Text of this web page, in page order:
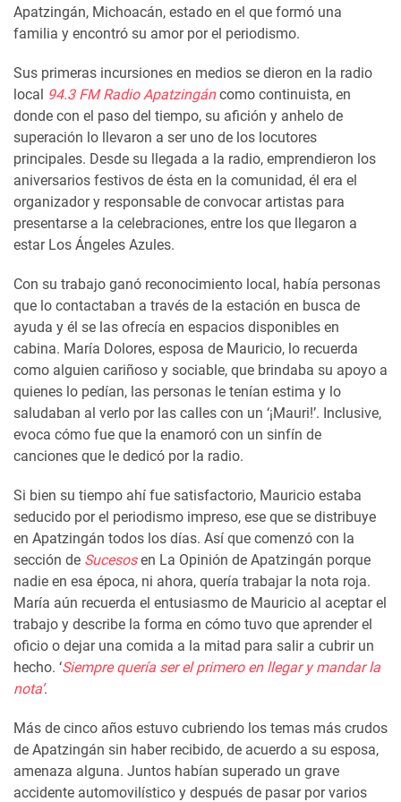
Apatzingán, Michoacán, estado en el que formó una
familia y encontró su amor por el periodismo.
Sus primeras incursiones en medios se dieron en la radio
local 94.3 FM Radio Apatzingán como continuista, en
donde con el paso del tiempo, su afición y anhelo de
superación lo llevaron a ser uno de los locutores
principales. Desde su llegada a la radio, emprendieron los
aniversarios festivos de ésta en la comunidad, él era el
organizador y responsable de convocar artistas para
presentarse a la celebraciones, entre los que llegaron a
estar Los Ángeles Azules.
Con su trabajo ganó reconocimiento local, había personas
que lo contactaban a través de la estación en busca de
ayuda y él se las ofrecía en espacios disponibles en
cabina. María Dolores, esposa de Mauricio, lo recuerda
como alguien cariñoso y sociable, que brindaba su apoyo a
quienes lo pedían, las personas le tenían estima y lo
saludaban al verlo por las calles con un ‘¡Mauri!’. Inclusive,
evoca cómo fue que la enamoró con un sinfín de
canciones que le dedicó por la radio.
Si bien su tiempo ahí fue satisfactorio, Mauricio estaba
seducido por el periodismo impreso, ese que se distribuye
en Apatzingán todos los días. Así que comenzó con la
sección de Sucesos en La Opinión de Apatzingán porque
nadie en esa época, ni ahora, quería trabajar la nota roja.
María aún recuerda el entusiasmo de Mauricio al aceptar el
trabajo y describe la forma en cómo tuvo que aprender el
oficio o dejar una comida a la mitad para salir a cubrir un
hecho. ‘Siempre quería ser el primero en llegar y mandar la
nota’.
Más de cinco años estuvo cubriendo los temas más crudos
de Apatzingán sin haber recibido, de acuerdo a su esposa,
amenaza alguna. Juntos habían superado un grave
accidente automovilístico y después de pasar por varios